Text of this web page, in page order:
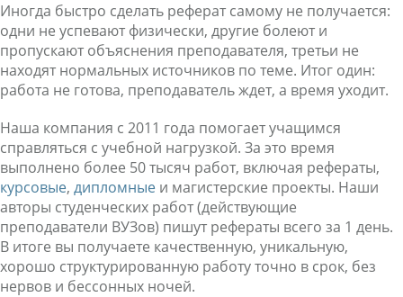
Иногда быстро сделать реферат самому не получается:
одни не успевают физически, другие болеют и
пропускают объяснения преподавателя, третьи не
находят нормальных источников по теме. Итог один:
работа не готова, преподаватель ждет, а время уходит.
Наша компания с 2011 года помогает учащимся
справляться с учебной нагрузкой. За это время
выполнено более 50 тысяч работ, включая рефераты,
курсовые, дипломные и магистерские проекты. Наши
авторы студенческих работ (действующие
преподаватели ВУЗов) пишут рефераты всего за 1 день.
В итоге вы получаете качественную, уникальную,
хорошо структурированную работу точно в срок, без
нервов и бессонных ночей.